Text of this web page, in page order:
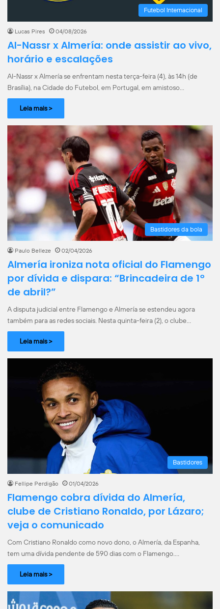
Futebol Internacional
Lucas Pires 04/08/2026
Al-Nassr x Almería: onde assistir ao vivo,
horário e escalações
Al-Nassr x Almería se enfrentam nesta terça-feira (4), às 14h (de
Brasília), na Cidade do Futebol, em Portugal, em amistoso…
Leia mais >
Bastidores da bola
Paulo Belleze 02/04/2026
Almería ironiza nota oficial do Flamengo
por dívida e dispara: “Brincadeira de 1º
de abril?”
A disputa judicial entre Flamengo e Almería se estendeu agora
também para as redes sociais. Nesta quinta-feira (2), o clube…
Leia mais >
Bastidores
Fellipe Perdigão 01/04/2026
Flamengo cobra dívida do Almería,
clube de Cristiano Ronaldo, por Lázaro;
veja o comunicado
Com Cristiano Ronaldo como novo dono, o Almería, da Espanha,
tem uma dívida pendente de 590 dias com o Flamengo.…
Leia mais >